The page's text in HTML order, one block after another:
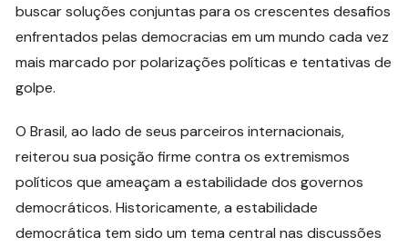
buscar soluções conjuntas para os crescentes desafios
enfrentados pelas democracias em um mundo cada vez
mais marcado por polarizações políticas e tentativas de
golpe.
O Brasil, ao lado de seus parceiros internacionais,
reiterou sua posição firme contra os extremismos
políticos que ameaçam a estabilidade dos governos
democráticos. Historicamente, a estabilidade
democrática tem sido um tema central nas discussões